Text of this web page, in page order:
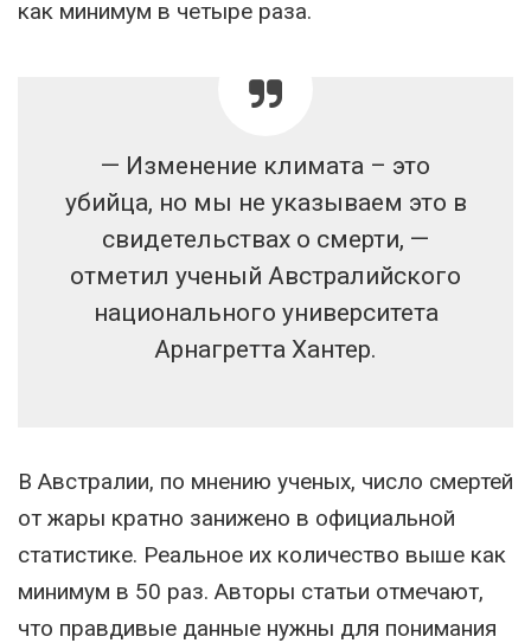
как минимум в четыре раза.
— Изменение климата – это
убийца, но мы не указываем это в
свидетельствах о смерти, —
отметил ученый Австралийского
национального университета
Арнагретта Хантер.
В Австралии, по мнению ученых, число смертей
от жары кратно занижено в официальной
статистике. Реальное их количество выше как
минимум в 50 раз. Авторы статьи отмечают,
что правдивые данные нужны для понимания